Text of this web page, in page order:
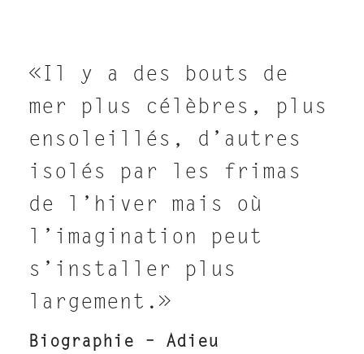
«Il y a des bouts de
mer plus célèbres, plus
ensoleillés, d’autres
isolés par les frimas
de l’hiver mais où
l’imagination peut
s’installer plus
largement.»
Biographie – Adieu